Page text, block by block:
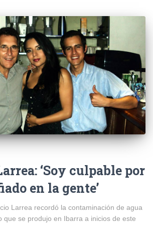
‘Soy culpable por
en la gente’
Larrea recordó la contaminación de agua
que se produjo en Ibarra a inicios de este